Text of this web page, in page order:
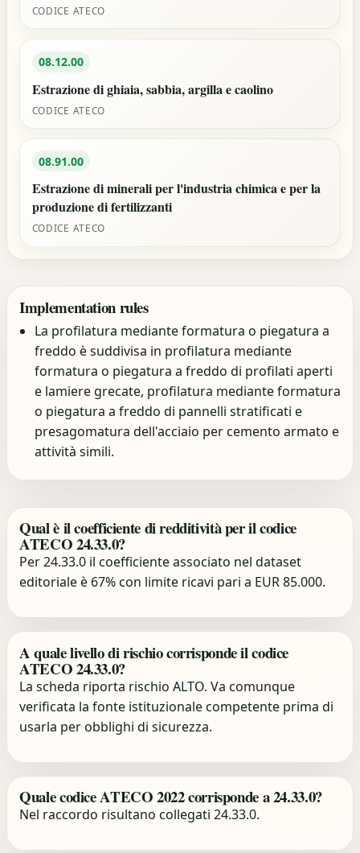
CODICE ATECO
08.12.00
Estrazione di ghiaia, sabbia, argilla e caolino
CODICE ATECO
08.91.00
Estrazione di minerali per l'industria chimica e per la
produzione di fertilizzanti
CODICE ATECO
Implementation rules
La profilatura mediante formatura o piegatura a
freddo è suddivisa in profilatura mediante
formatura o piegatura a freddo di profilati aperti
e lamiere grecate, profilatura mediante formatura
o piegatura a freddo di pannelli stratificati e
presagomatura dell'acciaio per cemento armato e
attività simili.
Qual è il coefficiente di redditività per il codice
ATECO 24.33.0?
Per 24.33.0 il coefficiente associato nel dataset
editoriale è 67% con limite ricavi pari a EUR 85.000.
A quale livello di rischio corrisponde il codice
ATECO 24.33.0?
La scheda riporta rischio ALTO. Va comunque
verificata la fonte istituzionale competente prima di
usarla per obblighi di sicurezza.
Quale codice ATECO 2022 corrisponde a 24.33.0?
Nel raccordo risultano collegati 24.33.0.